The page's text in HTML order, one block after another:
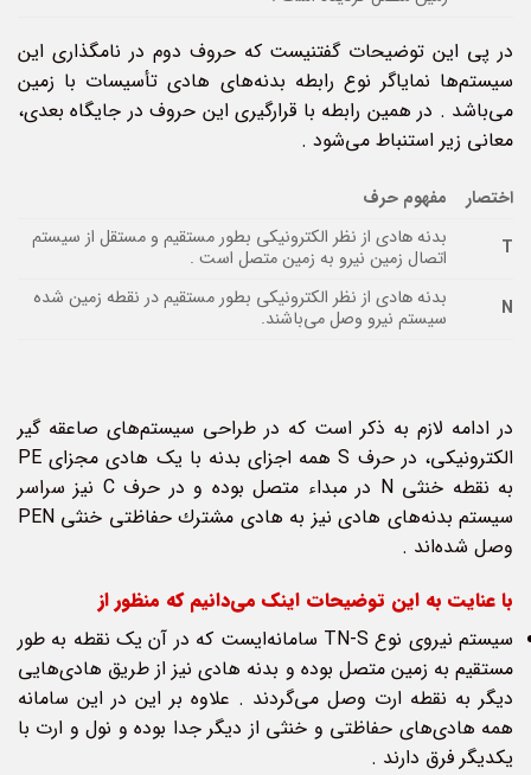
در پی این توضیحات گفتنیست که حروف دوم در نامگذاری این
سیستم‌ها نمایاگر نوع رابطه بدنه‌های هادی تأسیسات با زمین
می‌باشد . در همین رابطه با قرارگیری این حروف در جایگاه بعدی،
معانی زیر استنباط می‌شود .
اختصار
مفهوم حرف
T
بدنه هادی از نظر الکترونیکی بطور مستقیم و مستقل از سیستم
اتصال زمین نیرو به زمین متصل است .
N
بدنه هادی از نظر الکترونیکی بطور مستقیم در نقطه زمین شده
سیستم نیرو وصل می‌باشند.
در ادامه لازم به ذکر است که در طراحی سیستم‌های صاعقه گیر
الکترونیکی، در حرف S همه اجزای بدنه با یک هادی مجزای PE
به نقطه خنثی N در مبداء متصل بوده و در حرف C نیز سراسر
سیستم بدنه‌های هادی نیز به هادی مشترك حفاظتی خنثی PEN
وصل شده‌اند .
با عنایت به این توضیحات اینک می‌دانیم که منظور از
سیستم نیروی نوع TN-S سامانه‌ایست که در آن یک نقطه به طور
مستقیم به زمین متصل بوده و بدنه هادی نیز از طریق هادی‌هایی
دیگر به نقطه ارت وصل می‌گردند . علاوه بر این در این سامانه
همه هادی‌های حفاظتی و خنثی از دیگر جدا بوده و نول و ارت با
یکدیگر فرق دارند .